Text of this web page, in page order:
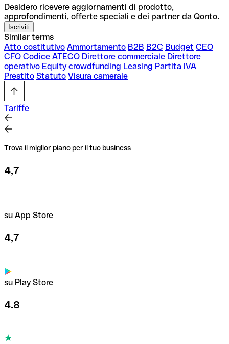
Desidero ricevere aggiornamenti di prodotto,
approfondimenti, offerte speciali e dei partner da Qonto.
Similar terms
Atto costitutivo Ammortamento B2B B2C Budget CEO
CFO Codice ATECO Direttore commerciale Direttore
operativo Equity crowdfunding Leasing Partita IVA
Prestito Statuto Visura camerale
Tariffe
Trova il miglior piano per il tuo business
4,7
su App Store
4,7
su Play Store
4.8